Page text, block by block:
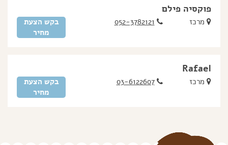
פוקסיה פילם
מרכז 052-3782121
בקש הצעת
מחיר
Rafael
מרכז 03-6122607
בקש הצעת
מחיר